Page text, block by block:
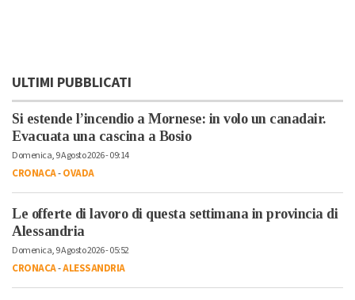
ULTIMI PUBBLICATI
Si estende l’incendio a Mornese: in volo un canadair.
Evacuata una cascina a Bosio
Domenica, 9 Agosto 2026 - 09:14
CRONACA-OVADA
Le offerte di lavoro di questa settimana in provincia di
Alessandria
Domenica, 9 Agosto 2026 - 05:52
CRONACA-ALESSANDRIA